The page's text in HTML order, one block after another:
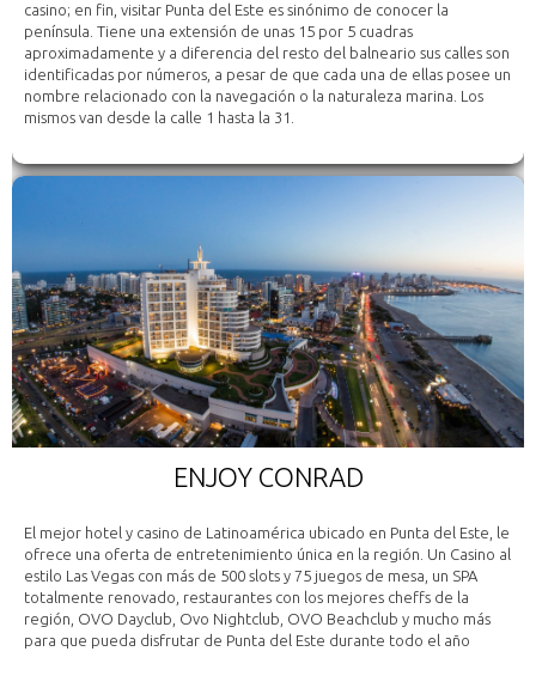
casino; en fin, visitar Punta del Este es sinónimo de conocer la
península. Tiene una extensión de unas 15 por 5 cuadras
aproximadamente y a diferencia del resto del balneario sus calles son
identificadas por números, a pesar de que cada una de ellas posee un
nombre relacionado con la navegación o la naturaleza marina. Los
mismos van desde la calle 1 hasta la 31.
ENJOY CONRAD
El mejor hotel y casino de Latinoamérica ubicado en Punta del Este, le
ofrece una oferta de entretenimiento única en la región. Un Casino al
estilo Las Vegas con más de 500 slots y 75 juegos de mesa, un SPA
totalmente renovado, restaurantes con los mejores cheffs de la
región, OVO Dayclub, Ovo Nightclub, OVO Beachclub y mucho más
para que pueda disfrutar de Punta del Este durante todo el año